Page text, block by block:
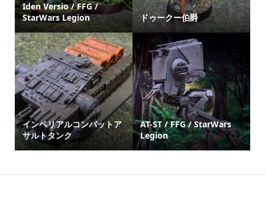
Iden Versio / FFG /
StarWars Legion
ドゥークー伯爵
インペリアルコンバットア
サルトタンク
AT-ST / FFG / StarWars
Legion